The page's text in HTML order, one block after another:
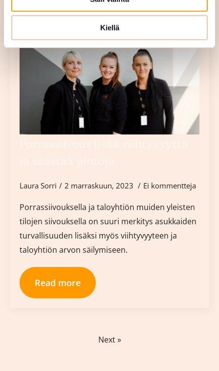
Kiellä
Laura Sorri 2 marraskuun, 2023 Ei kommentteja
Porrassiivouksella ja taloyhtiön muiden yleisten
tilojen siivouksella on suuri merkitys asukkaiden
turvallisuuden lisäksi myös viihtyvyyteen ja
taloyhtiön arvon säilymiseen.
Read more
Next »